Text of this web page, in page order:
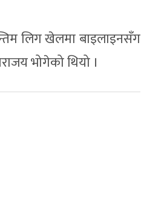
लिग खेलमा बाइलाइनसँग
भोगेको थियो ।